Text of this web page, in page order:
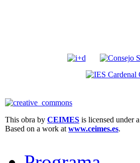
This obra by CEIMES is licensed under a
Based on a work at www.ceimes.es.